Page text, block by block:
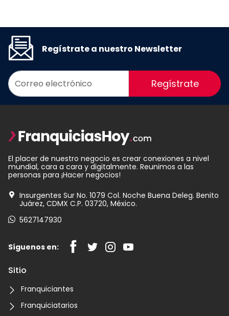
Regístrate a nuestro Newsletter
Regístrate
El placer de nuestro negocio es crear conexiones a nivel
mundial, cara a cara y digitalmente. Reunimos a las
personas para ¡Hacer negocios!
Insurgentes Sur No. 1079 Col. Noche Buena Deleg. Benito
Juárez, CDMX C.P. 03720, México.
5627147930
Síguenos en:
Sitio
Franquiciantes
Franquiciatarios